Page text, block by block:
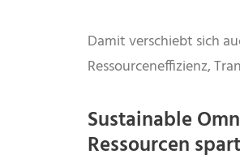
Damit verschiebt sich
Ressourceneffizienz,
Sustainable
Ressourcen spart